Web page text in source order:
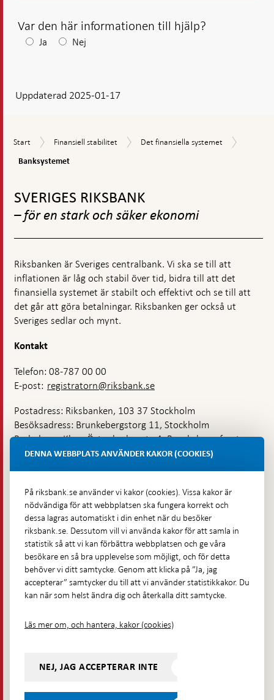
Var den här informationen till hjälp?
Efter
visas
Ja Nej
Uppdaterad 2025-01-17
Start
Start
Finansiell
Finansiell stabilitet
Det
Det finansiella systemet
Banksystemet
toppnavigation
SVERIGES RIKSBANK
– för en stark och säker ekonomi
Riksbanken är Sveriges centralbank. Vi ska se till att
inflationen är låg och stabil över tid, bidra till att det
finansiella systemet är stabilt och effektivt och se till att
det går att göra betalningar. Riksbanken ger också ut
Sveriges sedlar och mynt.
Kontakt
Telefon: 08-787 00 00
E-post: registratorn@riksbank.se
Postadress: Riksbanken, 103 37 Stockholm
Besöksadress: Brunkebergstorg 11, Stockholm
Budadress: Klara Östra kyrkogata 4, Brunkebergsfaret,
Lastplats 6
Hitta direkt
Frågor och svar-
Öppnas
i
ny
flik
Till Riksbankens webbarkiv-
Öppnas
i
ny
Presskontakt
Integritetspolicy
Följ oss på sociala medier
Dela
DENNA WEBBPLATS ANVÄNDER KAKOR (COOKIES)
På riksbank.se använder vi kakor (cookies). Vissa kakor är
nödvändiga för att webbplatsen ska fungera korrekt och
dessa lagras automatiskt i din enhet när du besöker
riksbank.se. Dessutom vill vi använda kakor för att samla in
statistik så att vi kan förbättra webbplatsen och ge våra
besökare en så bra upplevelse som möjligt, och för detta
behöver vi ditt samtycke. Genom att klicka på ”Ja, jag
accepterar” samtycker du till att vi använder statistikkakor. Du
kan när som helst ändra dig och återkalla ditt samtycke.
Läs mer om, och hantera, kakor (cookies)
NEJ, JAG ACCEPTERAR INTE